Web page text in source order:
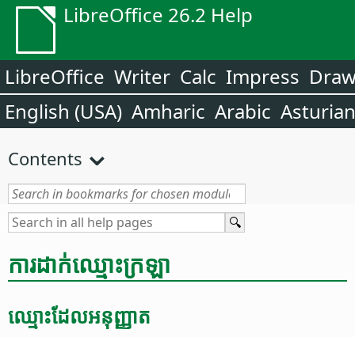
LibreOffice 26.2 Help
LibreOffice Writer Calc Impress
English (USA) Amharic Arabic Asturian
Contents
ការ​ដាក់​ឈ្មោះ​ក្រឡា
ឈ្មោះ​ដែល​អនុញ្ញាត